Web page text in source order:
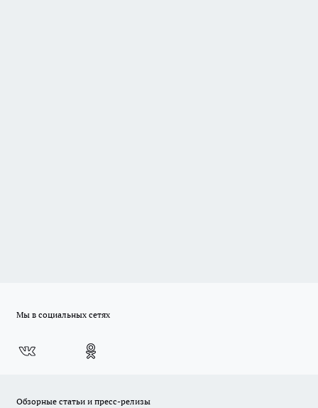
Мы в социальных сетях
Обзорные статьи и пресс-релизы